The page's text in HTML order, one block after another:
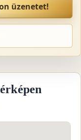
üzenetet!